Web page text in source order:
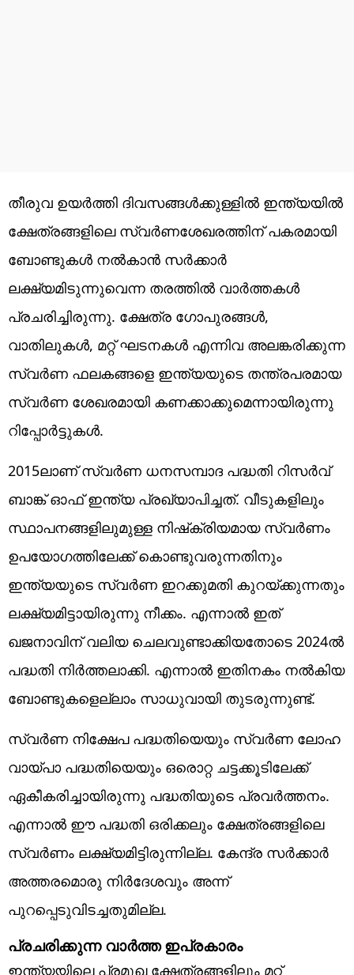
തീരുവ ഉയര്‍ത്തി ദിവസങ്ങള്‍ക്കുള്ളില്‍ ഇന്ത്യയില്‍
ക്ഷേത്രങ്ങളിലെ സ്വര്‍ണശേഖരത്തിന് പകരമായി
ബോണ്ടുകള്‍ നല്‍കാന്‍ സര്‍ക്കാര്‍
ലക്ഷ്യമിടുന്നുവെന്ന തരത്തില്‍ വാര്‍ത്തകള്‍
പ്രചരിച്ചിരുന്നു. ക്ഷേത്ര ഗോപുരങ്ങള്‍,
വാതിലുകള്‍, മറ്റ് ഘടനകള്‍ എന്നിവ അലങ്കരിക്കുന്ന
സ്വര്‍ണ ഫലകങ്ങളെ ഇന്ത്യയുടെ തന്ത്രപരമായ
സ്വര്‍ണ ശേഖരമായി കണക്കാക്കുമെന്നായിരുന്നു
റിപ്പോര്‍ട്ടുകള്‍.
2015ലാണ് സ്വര്‍ണ ധനസമ്പാദ പദ്ധതി റിസര്‍വ്
ബാങ്ക് ഓഫ് ഇന്ത്യ പ്രഖ്യാപിച്ചത്. വീടുകളിലും
സ്ഥാപനങ്ങളിലുമുള്ള നിഷ്‌ക്രിയമായ സ്വര്‍ണം
ഉപയോഗത്തിലേക്ക് കൊണ്ടുവരുന്നതിനും
ഇന്ത്യയുടെ സ്വര്‍ണ ഇറക്കുമതി കുറയ്ക്കുന്നതും
ലക്ഷ്യമിട്ടായിരുന്നു നീക്കം. എന്നാല്‍ ഇത്
ഖജനാവിന് വലിയ ചെലവുണ്ടാക്കിയതോടെ 2024ല്‍
പദ്ധതി നിര്‍ത്തലാക്കി. എന്നാല്‍ ഇതിനകം നല്‍കിയ
ബോണ്ടുകളെല്ലാം സാധുവായി തുടരുന്നുണ്ട്.
സ്വര്‍ണ നിക്ഷേപ പദ്ധതിയെയും സ്വര്‍ണ ലോഹ
വായ്പാ പദ്ധതിയെയും ഒരൊറ്റ ചട്ടക്കൂടിലേക്ക്
ഏകീകരിച്ചായിരുന്നു പദ്ധതിയുടെ പ്രവര്‍ത്തനം.
എന്നാല്‍ ഈ പദ്ധതി ഒരിക്കലും ക്ഷേത്രങ്ങളിലെ
സ്വര്‍ണം ലക്ഷ്യമിട്ടിരുന്നില്ല. കേന്ദ്ര സര്‍ക്കാര്‍
അത്തരമൊരു നിര്‍ദേശവും അന്ന്
പുറപ്പെടുവിടച്ചതുമില്ല.
പ്രചരിക്കുന്ന വാര്‍ത്ത ഇപ്രകാരം
ഇന്ത്യയിലെ പ്രമുഖ ക്ഷേത്രങ്ങളിലും മറ്റ്